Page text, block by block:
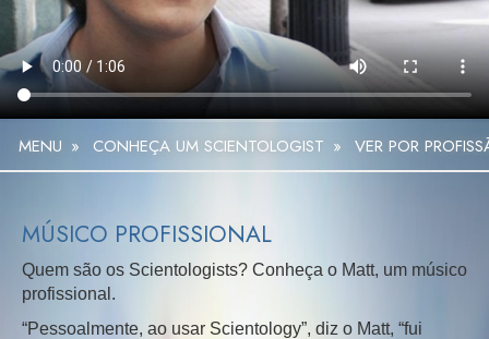
MENU » CONHEÇA UM SCIENTOLOGIST » VER POR
MÚSICO PROFISSIONAL
Quem são os Scientologists? Conheça o Matt, um músico
profissional.
“Pessoalmente, ao usar Scientology”, diz o Matt, “fui